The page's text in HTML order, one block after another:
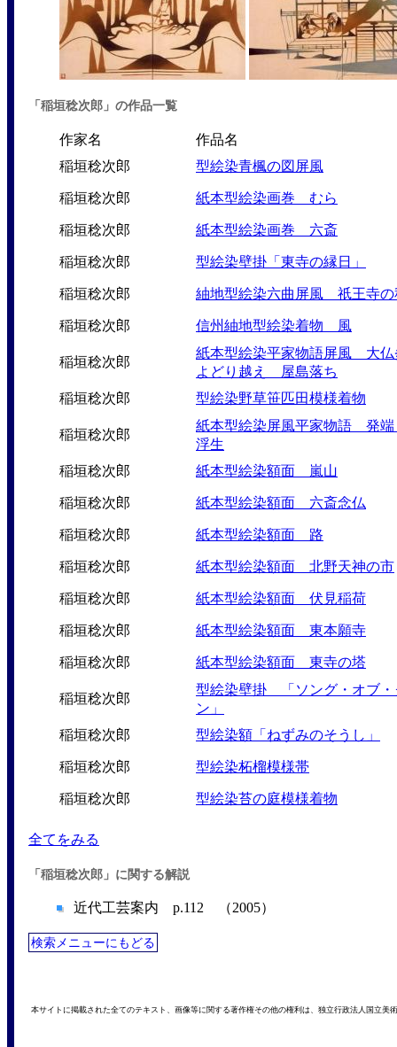
「稲垣稔次郎」の作品一覧
作家名
作品名
稲垣稔次郎
型絵染青楓の図屏風
稲垣稔次郎 紙本型絵染画巻 むら
稲垣稔次郎 紙本型絵染画巻 六斎
稲垣稔次郎 型絵染壁掛「東寺の縁日」
稲垣稔次郎 紬地型絵染六曲屏風 祇王寺の
稲垣稔次郎 信州紬地型絵染着物 風
稲垣稔次郎
紙本型絵染平家物語屏風 大
よどり越え 屋島落ち
稲垣稔次郎
型絵染野草笹匹田模様着物
稲垣稔次郎
紙本型絵染屏風平家物語
浮生
稲垣稔次郎
紙本型絵染額面 嵐山
稲垣稔次郎 紙本型絵染額面 六斎念仏
稲垣稔次郎 紙本型絵染額面 路
稲垣稔次郎 紙本型絵染額面 北野天神の市
稲垣稔次郎 紙本型絵染額面 伏見稲荷
稲垣稔次郎 紙本型絵染額面 東本願寺
稲垣稔次郎 紙本型絵染額面 東寺の塔
稲垣稔次郎
型絵染壁掛 「ソング・オブ・
ン」
稲垣稔次郎
型絵染額「ねずみのそうし」
稲垣稔次郎 型絵染柘榴模様帯
稲垣稔次郎 型絵染苔の庭模様着物
全てをみる
「稲垣稔次郎」に関する解説
近代工芸案内 p.112 （2005）
検索メニューにもどる
本サイトに掲載された全てのテキスト、画像等に関する著作権その他の権利は、独立行政法人国立